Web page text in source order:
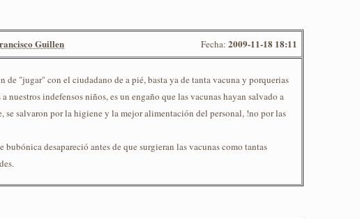
Guillen Fecha: 2009-11-18 18:11
de "jugar" con el ciudadano de a pié, basta ya de tanta vacuna y porquerias
nuestros indefensos niños, es un engaño que las vacunas hayan salvado a
se salvaron por la higiene y la mejor alimentación del personal, !no por las
bubónica desapareció antes de que surgieran las vacunas como tantas